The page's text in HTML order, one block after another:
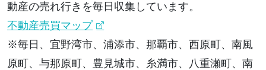
動産の売れ行きを毎日収集しています。
不動産売買マップ
※毎日、宜野湾市、浦添市、那覇市、西原町、南風
原町、与那原町、豊見城市、糸満市、八重瀬町、南